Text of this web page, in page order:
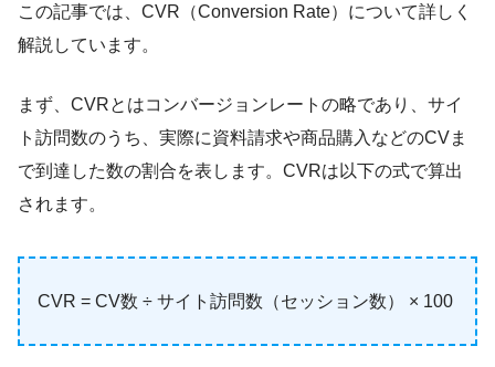
この記事では、CVR（Conversion Rate）について詳しく
解説しています。
まず、CVRとはコンバージョンレートの略であり、サイ
ト訪問数のうち、実際に資料請求や商品購入などのCVま
で到達した数の割合を表します。CVRは以下の式で算出
されます。
CVR = CV数 ÷ サイト訪問数（セッション数） × 100